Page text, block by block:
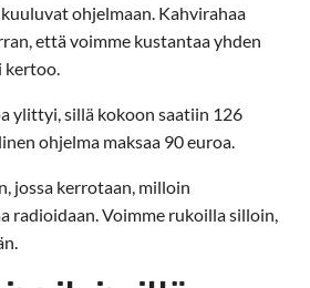
ohjelmaan. Kahvirahaa
että voimme kustantaa yhden
kertoo.
ylittyi, sillä kokoon saatiin 126
ohjelma maksaa 90 euroa.
jossa kerrotaan, milloin
radioidaan. Voimme rukoilla silloin,